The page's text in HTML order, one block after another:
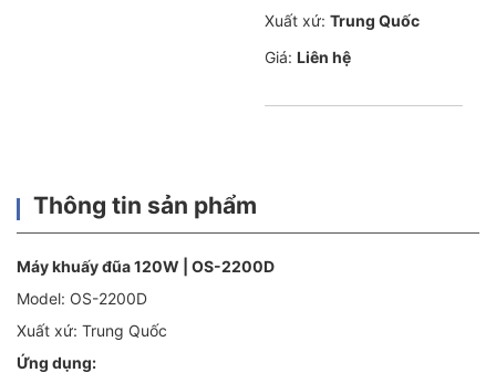
Xuất xứ: Trung Quốc
Giá: Liên hệ
Thông tin sản phẩm
Máy khuấy đũa 120W | OS-2200D
Model: OS-2200D
Xuất xứ: Trung Quốc
Ứng dụng: